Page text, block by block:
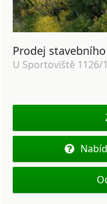
U Sportoviště 1126/